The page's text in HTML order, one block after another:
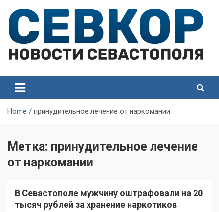
content
Севастополя
Севастополя
Home принудительное лечение от наркомании
Метка: принудительное лечение
от наркомании
В Севастополе мужчину оштрафовали на 20
тысяч рублей за хранение наркотиков